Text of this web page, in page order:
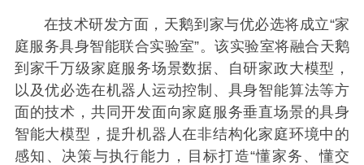
在技术研发方面，天鹅到家与优必选将成立“家
庭服务具身智能联合实验室”。该实验室将融合天鹅
到家千万级家庭服务场景数据、自研家政大模型，
以及优必选在机器人运动控制、具身智能算法等方
面的技术，共同开发面向家庭服务垂直场景的具身
智能大模型，提升机器人在非结构化家庭环境中的
感知、决策与执行能力，目标打造“懂家务、懂交